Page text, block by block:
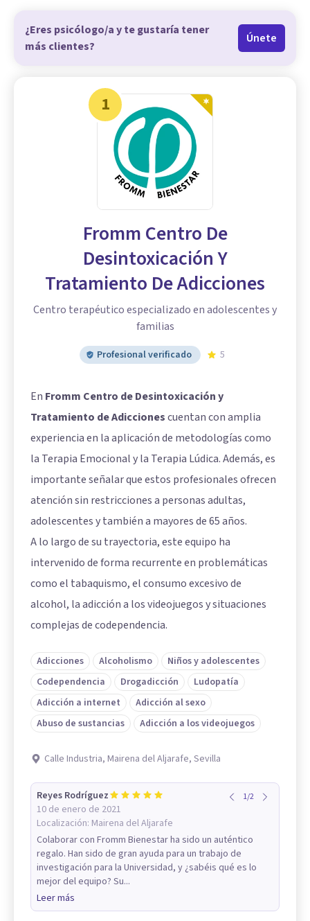
¿Eres psicólogo/a y te gustaría tener
más clientes?
Únete
1
Fromm Centro De
Desintoxicación Y
Tratamiento De Adicciones
Centro terapéutico especializado en adolescentes y
familias
Profesional verificado 5
En Fromm Centro de Desintoxicación y
Tratamiento de Adiccionescuentan con amplia
experiencia en la aplicación de metodologías como
la Terapia Emocional y la Terapia Lúdica. Además, es
importante señalar que estos profesionales ofrecen
atención sin restricciones a personas adultas,
adolescentes y también a mayores de 65 años.
A lo largo de su trayectoria, este equipo ha
intervenido de forma recurrente en problemáticas
como el tabaquismo, el consumo excesivo de
alcohol, la adicción a los videojuegos y situaciones
complejas de codependencia.
Adicciones Alcoholismo
Niños y adolescentes
Codependencia
Drogadicción
Ludopatía
Adicción a internet
Adicción al sexo
Abuso de sustancias
Adicción a los videojuegos
Calle Industria, Mairena del Aljarafe, Sevilla
Reyes Rodríguez
10 de enero de 2021
Localización: Mairena del Aljarafe
1/2
Colaborar con Fromm Bienestar ha sido un auténtico
regalo. Han sido de gran ayuda para un trabajo de
investigación para la Universidad, y ¿sabéis qué es lo
mejor del equipo? Su...
Leer más